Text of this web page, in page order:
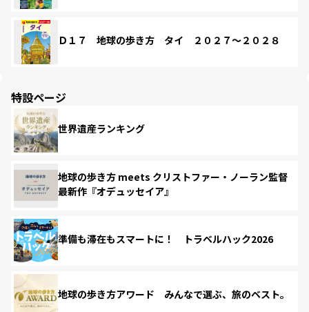
Ｄ１７ 地球の歩き方 タイ ２０２７～２０２８
特設ページ
世界遺産ランキング
地球の歩き方 meets クリストファー・ノーラン監督
最新作『オデュッセイア』
準備も滞在もスマートに！ トラベルハック2026
地球の歩き方アワード みんなで選ぶ、旅のベスト。